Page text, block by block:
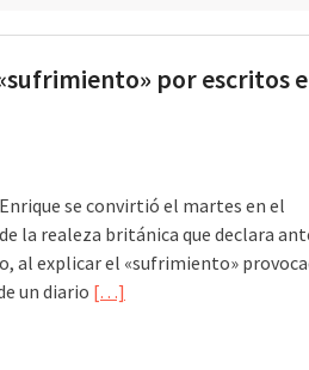
por escritos
se convirtió el martes en el
la realeza británica que declara
al explicar el «sufrimiento»
un diario […]